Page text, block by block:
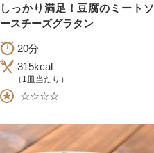
しっかり満足！豆腐のミートソ
ースチーズグラタン
20分
315kcal
（1皿当たり）
☆☆☆☆